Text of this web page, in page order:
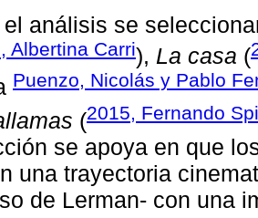
el análisis se
Albertina Carri), La casa (
Puenzo, Nicolás y Pablo
(2015, Fernando
se apoya en que
una trayectoria
de Lerman- con una